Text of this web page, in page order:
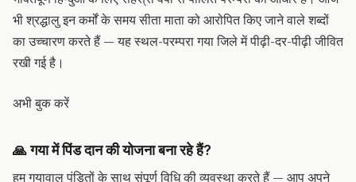
भी श्रद्धालु इन कर्मों के समय सीता माता को आरोपित किए जाने वाले शब्दों
का उच्चारण करते हैं — यह स्थल-परम्परा गया जिले में पीढ़ी-दर-पीढ़ी जीवित
रखी गई है।
अभी बुक करें
🙏गया में पिंड दान की योजना बना रहे हैं?
हम गयावाल पंडितों के साथ संपूर्ण विधि की व्यवस्था करते हैं — आप अपने